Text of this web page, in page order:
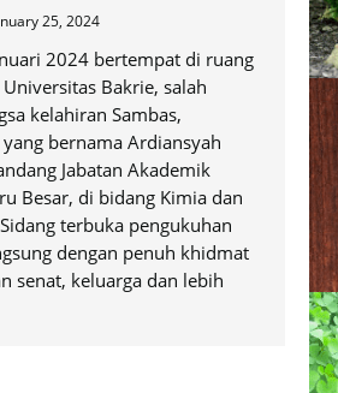
25, 2024
2024 bertempat di ruang
Bakrie, salah
kelahiran Sambas,
bernama Ardiansyah
Jabatan Akademik
Besar, di bidang Kimia dan
terbuka pengukuhan
dengan penuh khidmat
senat, keluarga dan lebih